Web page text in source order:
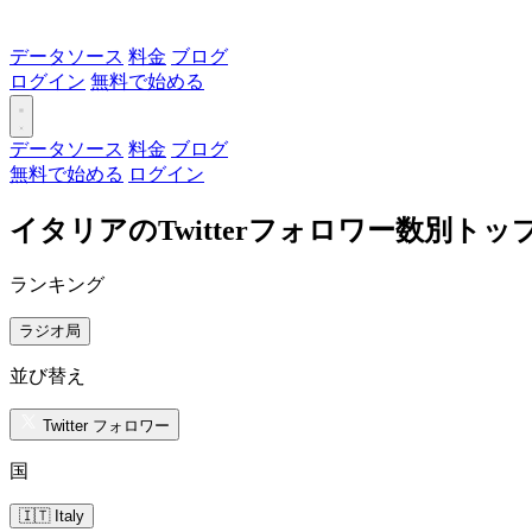
データソース 料金 ブログ
ログイン 無料で始める
データソース 料金 ブログ
無料で始める ログイン
イタリアのTwitterフォロワー数別トッ
ランキング
ラジオ局
並び替え
Twitter フォロワー
国
🇮🇹 Italy